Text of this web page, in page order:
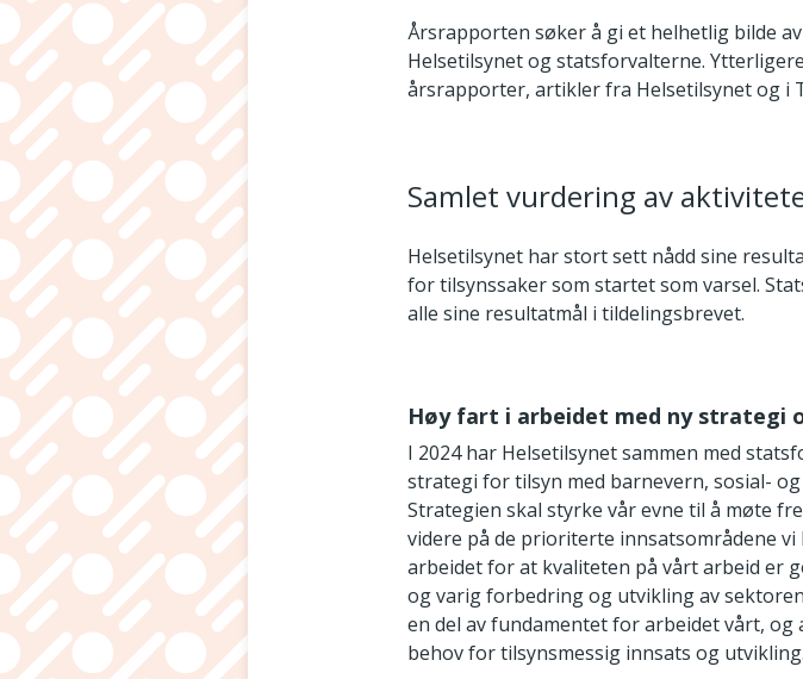
Årsrapporten søker å gi et helhetlig bilde
Helsetilsynet og statsforvalterne.
årsrapporter, artikler fra Helsetilsynet og i
Samlet vurdering av
Helsetilsynet har stort sett nådd sine
for tilsynssaker som startet som varsel.
alle sine resultatmål i tildelingsbrevet.
Høy fart i arbeidet med ny strategi
I 2024 har Helsetilsynet sammen med
strategi for tilsyn med barnevern, sosial-
Strategien skal styrke vår evne til å møte
videre på de prioriterte innsatsområdene
arbeidet for at kvaliteten på vårt arbeid er
og varig forbedring og utvikling av
en del av fundamentet for arbeidet vårt,
behov for tilsynsmessig innsats og utvikling.